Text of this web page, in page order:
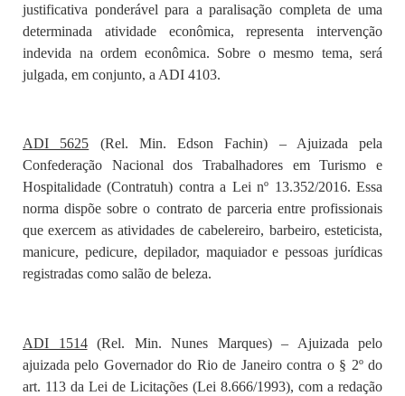
justificativa ponderável para a paralisação completa de uma
determinada atividade econômica, representa intervenção
indevida na ordem econômica. Sobre o mesmo tema, será
julgada, em conjunto, a ADI 4103.
ADI 5625 (Rel. Min. Edson Fachin) – Ajuizada pela
Confederação Nacional dos Trabalhadores em Turismo e
Hospitalidade (Contratuh) contra a Lei nº 13.352/2016. Essa
norma dispõe sobre o contrato de parceria entre profissionais
que exercem as atividades de cabelereiro, barbeiro, esteticista,
manicure, pedicure, depilador, maquiador e pessoas jurídicas
registradas como salão de beleza.
ADI 1514(Rel. Min. Nunes Marques) – Ajuizada pelo
ajuizada pelo Governador do Rio de Janeiro contra o § 2º do
art. 113 da Lei de Licitações (Lei 8.666/1993), com a redação